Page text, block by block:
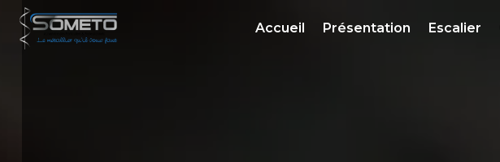
Accueil Présentation Escalier
Panneau de gestion des cookies